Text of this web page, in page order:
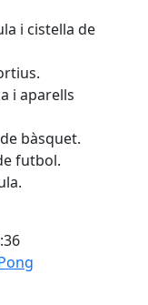
i cistella de
i aparells
bàsquet.
futbol.